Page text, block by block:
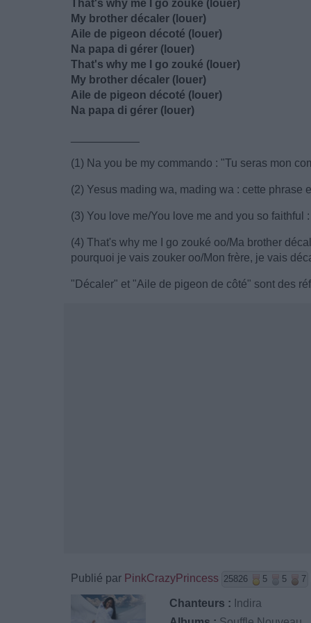
That's why me I go zouké (louer)
My brother décaler (louer)
Aile de pigeon décoté (louer)
Na papa di gérer (louer)
That's why me I go zouké (louer)
My brother décaler (louer)
Aile de pigeon décoté (louer)
Na papa di gérer (louer)
(1) Na you be my commando : "Tu seras mon
(2) Yesus mading wa, mading wa : cette phrase
(3) You love me/You love me and you so faithful
(4) That's why me I go zouké oo/Ma brother
pourquoi je vais zouker oo/Mon frère, je vais
"Décaler" et "Aile de pigeon de côté" sont des
Publié par PinkCrazyPrincess 25826 5 5 7
Chanteurs : Indira